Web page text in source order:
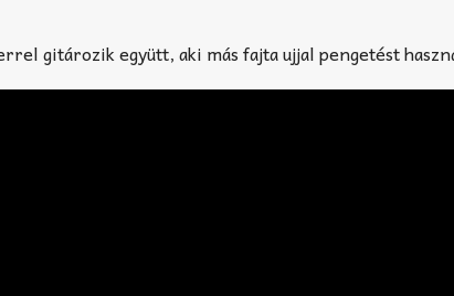
gitározik együtt, aki más fajta ujjal pengetést